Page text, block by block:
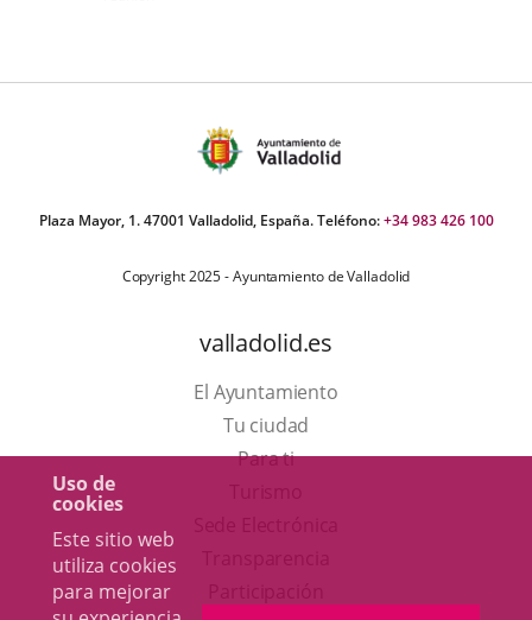
Uso de
cookies
Este sitio web
utiliza cookies
para mejorar
Plaza Mayor, 1. 47001 Valladolid, España. Teléfono:+34 983 426 100
Copyright 2025 - Ayuntamiento de Valladolid
valladolid.es
El Ayuntamiento
Tu ciudad
Para ti